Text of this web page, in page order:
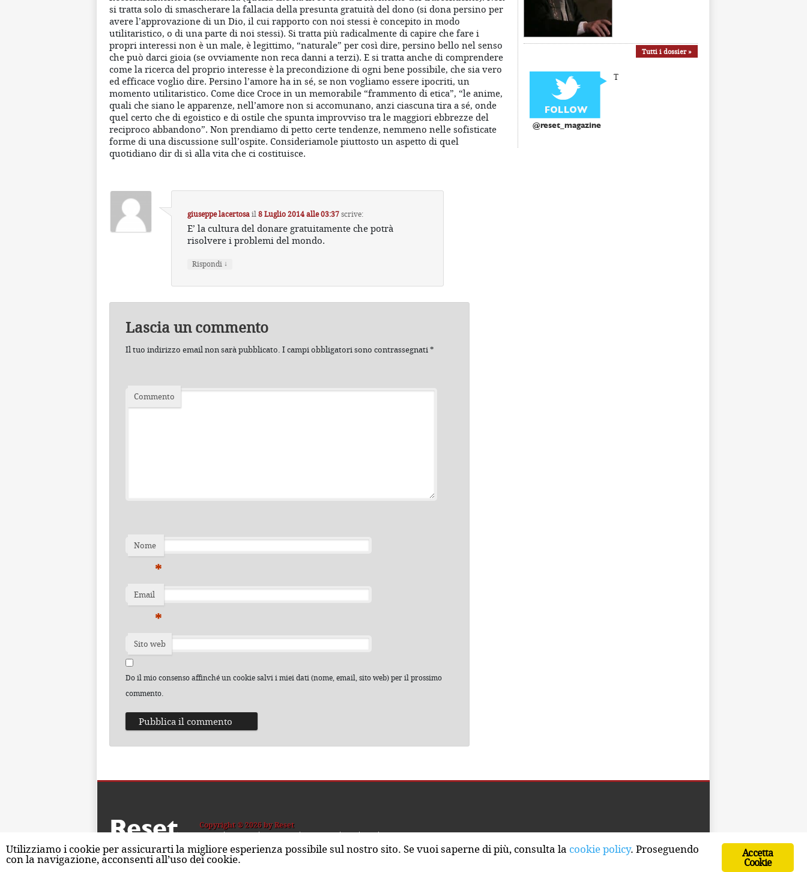
si tratta solo di smascherare la fallacia della presunta gratuità del dono (si dona persino per
avere l’approvazione di un Dio, il cui rapporto con noi stessi è concepito in modo
utilitaristico, o di una parte di noi stessi). Si tratta più radicalmente di capire che fare i
propri interessi non è un male, è legittimo, “naturale” per così dire, persino bello nel senso
che può darci gioia (se ovviamente non reca danni a terzi). E si tratta anche di comprendere
come la ricerca del proprio interesse è la precondizione di ogni bene possibile, che sia vero
ed efficace voglio dire. Persino l’amore ha in sé, se non vogliamo essere ipocriti, un
momento utilitaristico. Come dice Croce in un memorabile “frammento di etica”, “le anime,
quali che siano le apparenze, nell’amore non si accomunano, anzi ciascuna tira a sé, onde
quel certo che di egoistico e di ostile che spunta improvviso tra le maggiori ebbrezze del
reciproco abbandono”. Non prendiamo di petto certe tendenze, nemmeno nelle sofisticate
forme di una discussione sull’ospite. Consideriamole piuttosto un aspetto di quel
quotidiano dir di sì alla vita che ci costituisce.
giuseppe lacertosail8 Luglio 2014 alle 03:37scrive:
E’ la cultura del donare gratuitamente che potrà
risolvere i problemi del mondo.
Rispondi ↓
Lascia un commento
Il tuo indirizzo email non sarà pubblicato. I campi obbligatori sono contrassegnati*
Commento
Nome
*
Email
*
Sito web
Do il mio consenso affinché un cookie salvi i miei dati (nome, email, sito web) per il prossimo
commento.
Tutti i dossier »
@reset_magazine
T
Reset Copyright ® 2026 by Reset
ISSN 2611-5883
Accetta
Cookie
Utilizziamo i cookie per assicurarti la migliore esperienza possibile sul nostro sito. Se vuoi saperne di più, consulta la cookie policy. Proseguendo
con la navigazione, acconsenti all’uso dei cookie.